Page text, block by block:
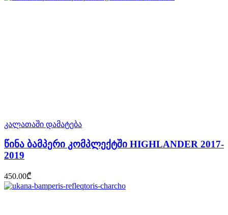
კალათაში დამატება
წინა ბამპერი კომპლექტში HIGHLANDER 2017-
2019
450.00₾